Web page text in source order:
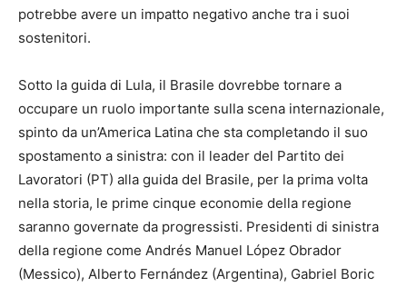
potrebbe avere un impatto negativo anche tra i suoi
sostenitori.
Sotto la guida di Lula, il Brasile dovrebbe tornare a
occupare un ruolo importante sulla scena internazionale,
spinto da un’America Latina che sta completando il suo
spostamento a sinistra: con il leader del Partito dei
Lavoratori (PT) alla guida del Brasile, per la prima volta
nella storia, le prime cinque economie della regione
saranno governate da progressisti. Presidenti di sinistra
della regione come Andrés Manuel López Obrador
(Messico), Alberto Fernández (Argentina), Gabriel Boric